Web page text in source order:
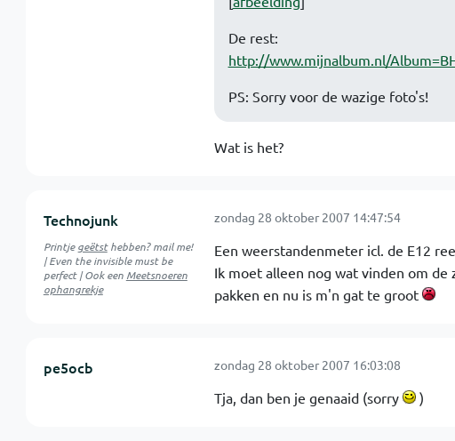
De rest:
http://www.mijnalbum.nl/
PS: Sorry voor de wazige foto's!
Wat is het?
Technojunk
Printjegeëtsthebben? mail me!
| Even the invisible must be
perfect | Ook een Meetsnoeren
ophangrekje
zondag 28 oktober 2007 14:47:54
Een weerstandenmeter icl. de E12
Ik moet alleen nog wat vinden om
pakken en nu is m'n gat te groot
pe5ocb zondag 28 oktober 2007 16:03:08
Tja, dan ben je genaaid (sorry )